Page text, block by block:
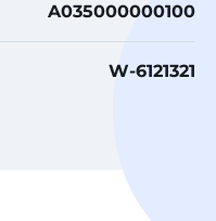
A035000000100
W-6121321